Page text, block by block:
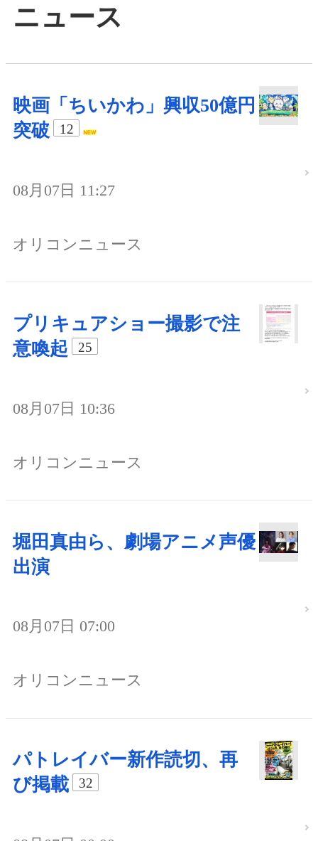
ニュース
映画「ちいかわ」興収50億円
突破
12
08月07日 11:27
オリコンニュース
プリキュアショー撮影で注
意喚起
25
08月07日 10:36
オリコンニュース
堀田真由ら、劇場アニメ声優
出演
08月07日 07:00
オリコンニュース
パトレイバー新作読切、再
び掲載
32